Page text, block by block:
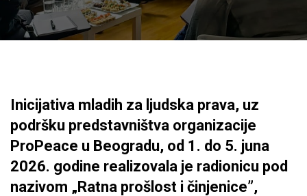
Inicijativa mladih za ljudska prava, uz
podršku predstavništva organizacije
ProPeace u Beogradu, od 1. do 5. juna
2026. godine realizovala je radionicu pod
nazivom „Ratna prošlost i činjenice”,